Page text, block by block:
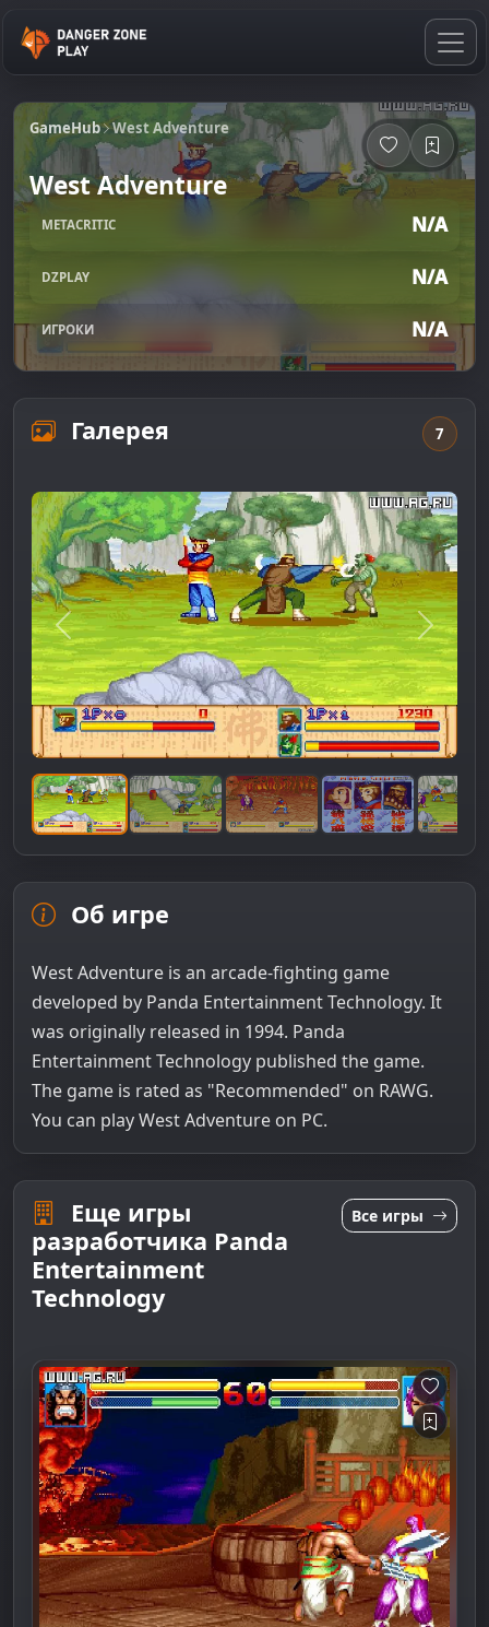
GameHub West Adventure
West Adventure
METACRITIC N/A
DZPLAY N/A
ИГРОКИ N/A
Галерея 7
Предыдущее изображение
Об игре
West Adventure is an arcade-fighting game
developed by Panda Entertainment Technology. It
was originally released in 1994. Panda
Entertainment Technology published the game.
The game is rated as "Recommended" on RAWG.
You can play West Adventure on PC.
Еще игры
разработчика Panda
Entertainment
Technology
Все игры